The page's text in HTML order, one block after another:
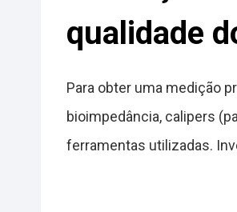
qualidade
Para obter uma medição
bioimpedância, calipers
ferramentas utilizadas.